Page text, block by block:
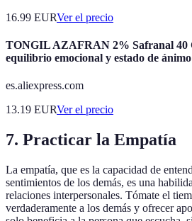
16.99 EURVer el precio
TONGIL AZAFRAN 2% Safranal 40
equilibrio emocional y estado de
es.aliexpress.com
13.19 EURVer el precio
7. Practicar la Empatía
La empatía, que es la capacidad de
sentimientos de los demás, es una
relaciones interpersonales. Tómate el
verdaderamente a los demás y ofrecer